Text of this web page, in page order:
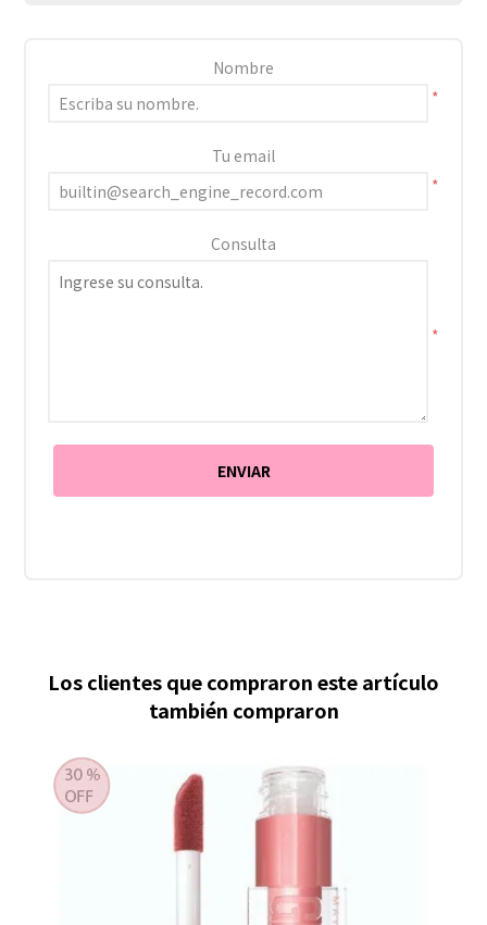
Nombre
*
Tu email
*
Consulta
*
Los clientes que compraron este artículo
también compraron